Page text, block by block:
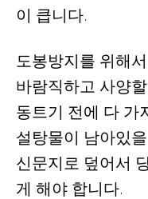
이 큽니다.
도봉방지를 위해
바람직하고 사양
동트기 전에 다 가
설탕물이 남아있
신문지로 덮어서
게 해야 합니다.